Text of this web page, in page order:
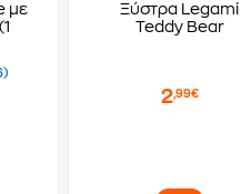
με
Ξύστρα Legami
Teddy Bear
2,99€